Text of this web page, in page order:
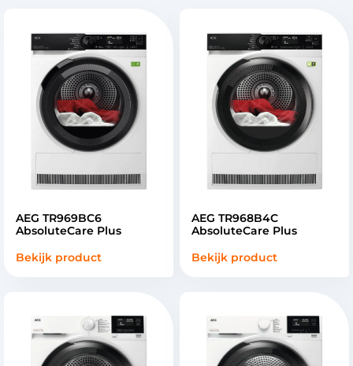
AEG TR969BC6
AbsoluteCare Plus
Bekijk product
AEG TR968B4C
AbsoluteCare Plus
Bekijk product